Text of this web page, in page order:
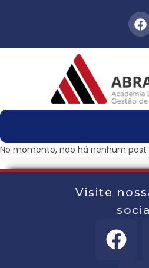
No momento, não há nenhum
Visite